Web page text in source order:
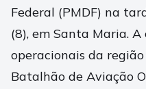
Federal (PMDF) na
(8), em Santa Maria.
operacionais da
Batalhão de Aviação